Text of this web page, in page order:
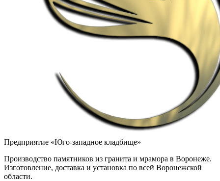
Предприятие «Юго-западное кладбище»
Производство памятников из гранита и мрамора в Воронеже.
Изготовление, доставка и установка по всей Воронежской
области.